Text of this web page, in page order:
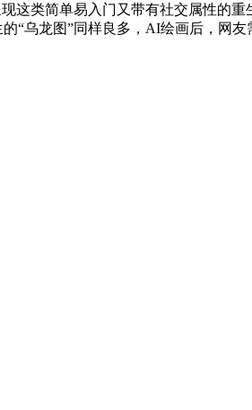
类简单易入门又带有社交属性的
“乌龙图”同样良多，AI绘画后，网